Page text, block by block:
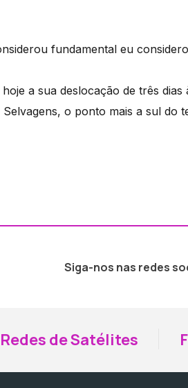
fundamental eu
a sua deslocação de três
o ponto mais a sul do
Siga-nos nas redes
Redes de Satélites